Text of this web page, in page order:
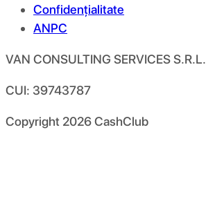
Confidențialitate
ANPC
VAN CONSULTING SERVICES S.R.L.
CUI: 39743787
Copyright 2026CashClub